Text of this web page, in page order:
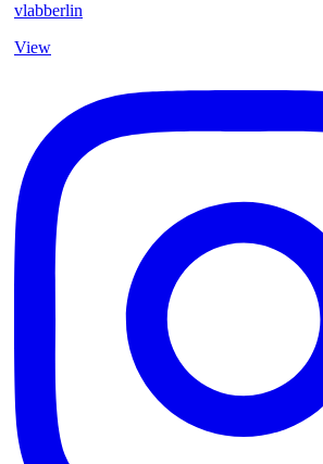
vlabberlin
View